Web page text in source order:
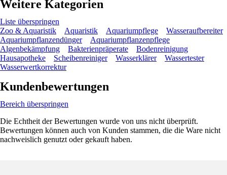
Weitere Kategorien
Liste überspringen
Zoo & Aquaristik
Aquaristik Aquariumpflege
Wasseraufbereiter
Aquariumpflanzendünger
Aquariumpflanzenpflege
Algenbekämpfung
Bakterienpräperate
Bodenreinigung
Hausapotheke
Scheibenreiniger Wasserklärer
Wassertester
Wasserwertkorrektur
Kundenbewertungen
Bereich überspringen
Die Echtheit der Bewertungen wurde von uns nicht überprüft.
Bewertungen können auch von Kunden stammen, die die Ware nicht
nachweislich genutzt oder gekauft haben.